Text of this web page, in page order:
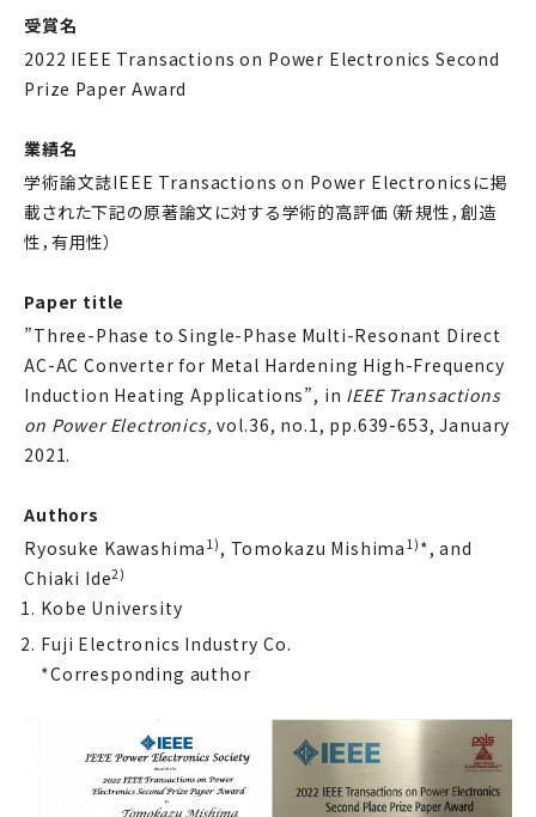
受賞名
2022 IEEE Transactions on Power Electronics Second
Prize Paper Award
業績名
学術論文誌IEEE Transactions on Power Electronicsに掲
載された下記の原著論文に対する学術的高評価（新規性，創造
性，有用性）
Paper title
”Three-Phase to Single-Phase Multi-Resonant Direct
AC-AC Converter for Metal Hardening High-Frequency
Induction Heating Applications”, in IEEE Transactions
on Power Electronics, vol.36, no.1, pp.639-653, January
2021.
Authors
Ryosuke Kawashima 1) , Tomokazu Mishima 1) *, and
Chiaki Ide2)
Kobe University
Fuji Electronics Industry Co.
*Corresponding author